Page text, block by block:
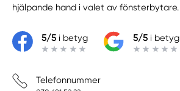
hjälpande hand i valet av fönsterbytare.
5/5i betyg 5/5i betyg
Telefonnummer